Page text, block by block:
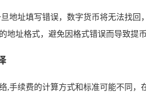
地址填写错误，数字货币将无法找
地址格式，避免因格式错误而导致提币
,手续费的计算方式和标准可能不同